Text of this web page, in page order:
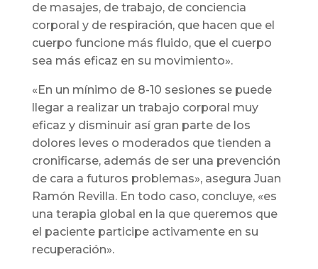
de masajes, de trabajo, de conciencia
corporal y de respiración, que hacen que el
cuerpo funcione más fluido, que el cuerpo
sea más eficaz en su movimiento».
«En un mínimo de 8-10 sesiones se puede
llegar a realizar un trabajo corporal muy
eficaz y disminuir así gran parte de los
dolores leves o moderados que tienden a
cronificarse, además de ser una prevención
de cara a futuros problemas», asegura Juan
Ramón Revilla. En todo caso, concluye, «es
una terapia global en la que queremos que
el paciente participe activamente en su
recuperación».